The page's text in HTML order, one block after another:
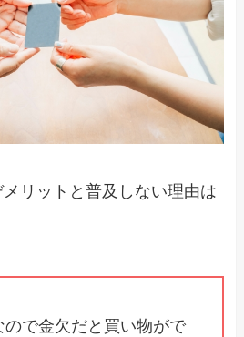
リットと普及しない理由は
ので金欠だと買い物がで